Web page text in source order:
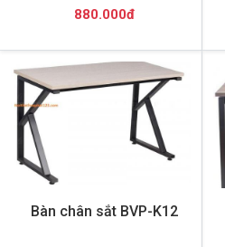
880.000đ
Bàn chân sắt BVP-K12